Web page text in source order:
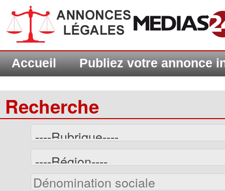
Accueil Publiez votre annonce
Recherche